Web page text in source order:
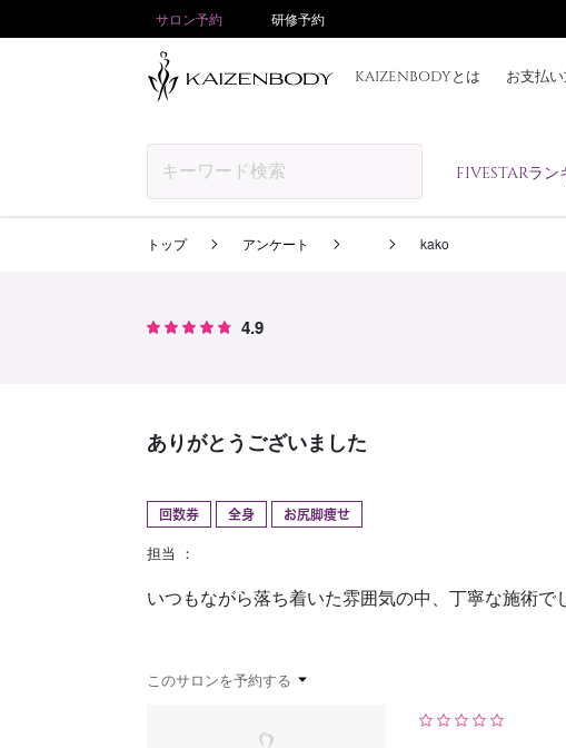
サロン予約 研修予約
KAIZENBODYとは お支払
FIVESTARラン
予約確認
トップ アンケート kako
4.9
ありがとうございました
回数券 全身 お尻脚痩せ
担当 ：
いつもながら落ち着いた雰囲気の中、丁寧な施術
このサロンを予約する